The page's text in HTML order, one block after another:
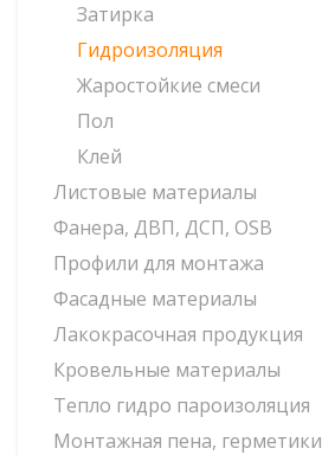
Затирка
Гидроизоляция
Жаростойкие смеси
Пол
Клей
Листовые материалы
Фанера, ДВП, ДСП, OSB
Профили для монтажа
Фасадные материалы
Лакокрасочная продукция
Кровельные материалы
Тепло гидро пароизоляция
Монтажная пена, герметики